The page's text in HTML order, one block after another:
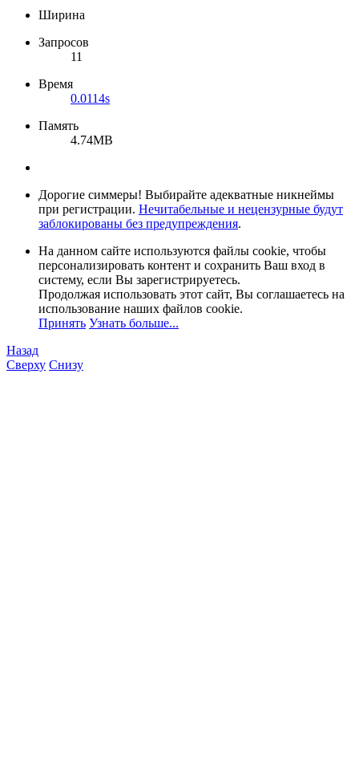
Ширина
Запросов
11
Время
0.0114s
Память
4.74MB
Дорогие симмеры! Выбирайте адекватные никнеймы
при регистрации. Нечитабельные и нецензурные будут
заблокированы без предупреждения.
На данном сайте используются файлы cookie, чтобы
персонализировать контент и сохранить Ваш вход в
систему, если Вы зарегистрируетесь.
Продолжая использовать этот сайт, Вы соглашаетесь на
использование наших файлов cookie.
Принять Узнать больше...
Назад
Сверху Снизу